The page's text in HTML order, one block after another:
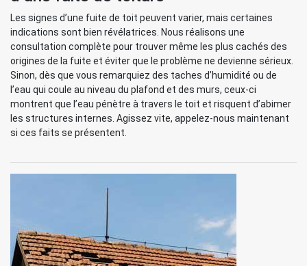
Les signes d’une fuite de toit peuvent varier, mais certaines
indications sont bien révélatrices. Nous réalisons une
consultation complète pour trouver même les plus cachés des
origines de la fuite et éviter que le problème ne devienne sérieux.
Sinon, dès que vous remarquiez des taches d’humidité ou de
l’eau qui coule au niveau du plafond et des murs, ceux-ci
montrent que l’eau pénètre à travers le toit et risquent d’abimer
les structures internes. Agissez vite, appelez-nous maintenant
si ces faits se présentent.